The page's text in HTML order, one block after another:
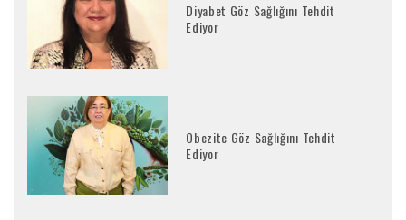
Diyabet Göz Sağlığını Tehdit
Ediyor
Obezite Göz Sağlığını Tehdit
Ediyor